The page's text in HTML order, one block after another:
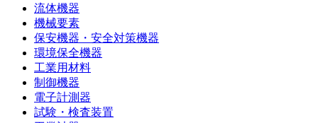
流体機器
機械要素
保安機器・安全対策機器
環境保全機器
工業用材料
制御機器
電子計測器
試験・検査装置